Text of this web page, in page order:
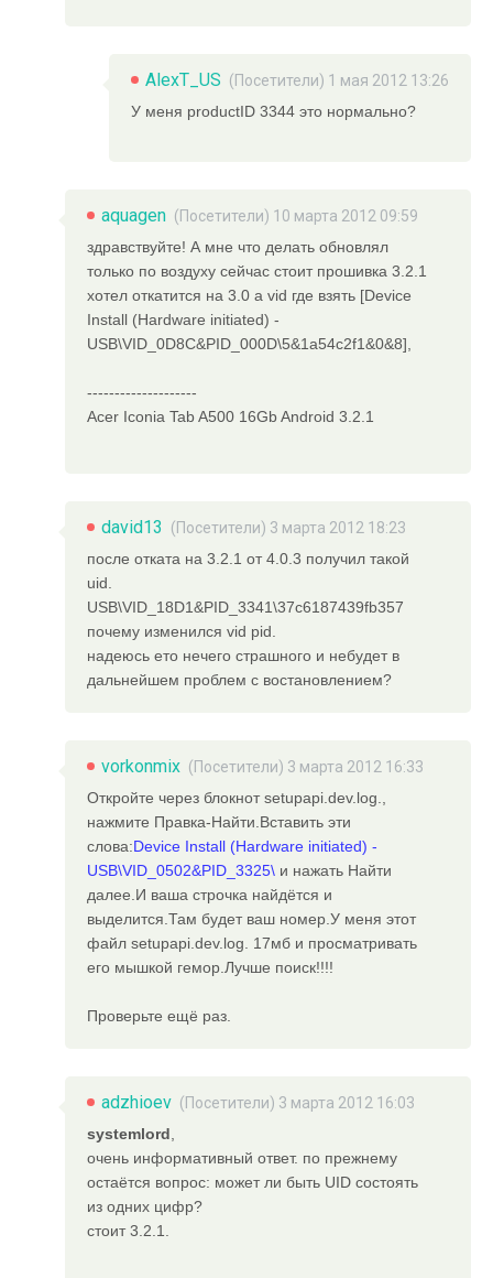
AlexT_US (Посетители) 1 мая 2012 13:26
У меня productID 3344 это нормально?
aquagen (Посетители) 10 марта 2012 09:59
здравствуйте! А мне что делать обновлял
только по воздуху сейчас стоит прошивка 3.2.1
хотел откатится на 3.0 а vid где взять [Device
Install (Hardware initiated) -
USB\VID_0D8C&PID_000D\5&1a54c2f1&0&8],
--------------------
Acer Iconia Tab A500 16Gb Android 3.2.1
david13
(Посетители) 3 марта 2012 18:23
после отката на 3.2.1 от 4.0.3 получил такой
uid.
USB\VID_18D1&PID_3341\37c6187439fb357
почему изменился vid pid.
надеюсь ето нечего страшного и небудет в
дальнейшем проблем с востановлением?
vorkonmix (Посетители) 3 марта 2012 16:33
Откройте через блокнот setupapi.dev.log.,
нажмите Правка-Найти.Вставить эти
слова:Device Install (Hardware initiated) -
USB\VID_0502&PID_3325\ и нажать Найти
далее.И ваша строчка найдётся и
выделится.Там будет ваш номер.У меня этот
файл setupapi.dev.log. 17мб и просматривать
его мышкой гемор.Лучше поиск!!!!
Проверьте ещё раз.
adzhioev (Посетители) 3 марта 2012 16:03
systemlord
очень информативный ответ. по прежнему
остаётся вопрос: может ли быть UID состоять
из одних цифр?
стоит 3.2.1.